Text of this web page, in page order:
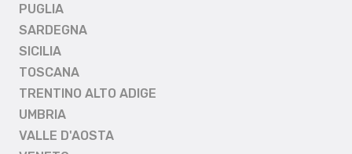
PUGLIA
SARDEGNA
SICILIA
TOSCANA
TRENTINO ALTO ADIGE
UMBRIA
VALLE D'AOSTA